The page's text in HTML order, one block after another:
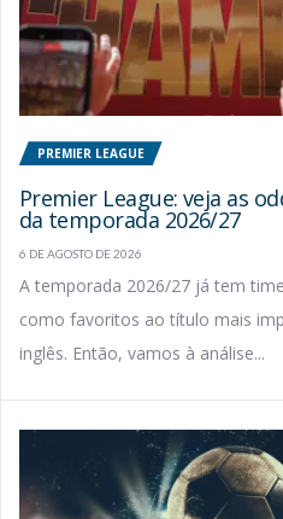
PREMIER LEAGUE
Premier League: veja as
da temporada 2026/27
6 DE AGOSTO DE 2026
A temporada 2026/27 já tem
como favoritos ao título mais
inglês. Então, vamos à análise...